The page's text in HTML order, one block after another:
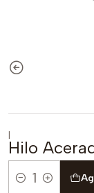
|
Hilo
Cantidad